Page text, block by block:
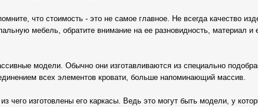
что стоимость - это не самое главное. Не всегда качество
мебель, обратите внимание на ее разновидность, материал и
модели. Обычно они изготавливаются из специально
всех элементов кровати, больше напоминающий массив.
чего изготовлены его каркасы. Ведь это могут быть модели, у